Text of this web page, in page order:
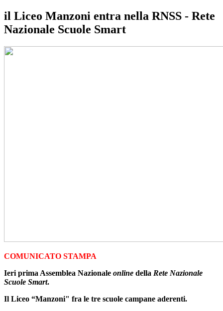
il Liceo Manzoni entra nella RNSS - Rete
Nazionale Scuole Smart
COMUNICATO STAMPA
Ieri prima Assemblea Nazionale online della Rete Nazionale
Scuole Smart.
Il Liceo “Manzoni" fra le tre scuole campane aderenti.